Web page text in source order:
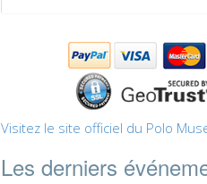
Visitez le site officiel du Polo
Les derniers